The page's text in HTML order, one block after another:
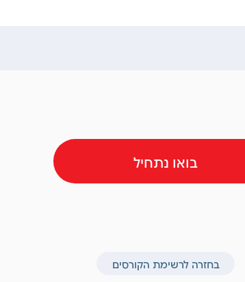
בואו נתחיל
בחזרה לרשימת הקורסים